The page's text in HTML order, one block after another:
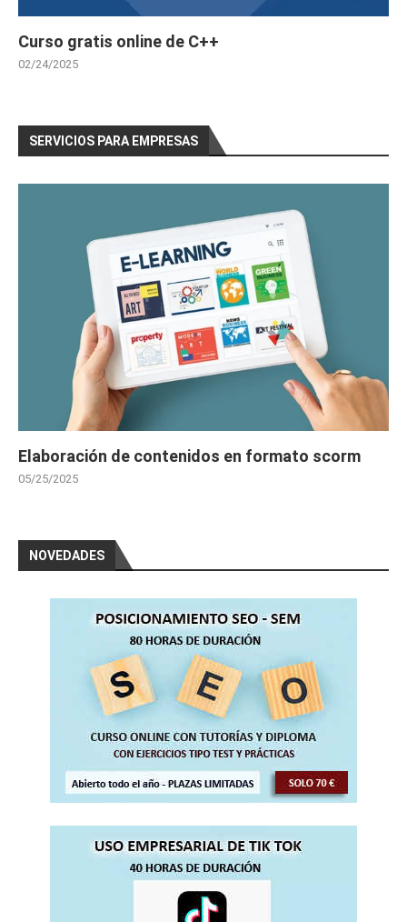
Curso gratis online de C++
02/24/2025
SERVICIOS PARA EMPRESAS
Elaboración de contenidos en formato scorm
05/25/2025
NOVEDADES